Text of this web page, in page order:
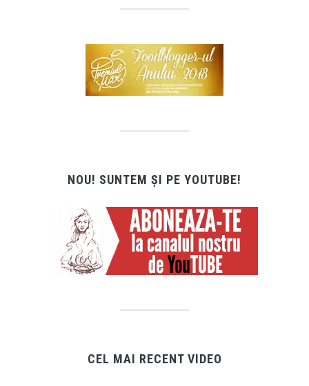
NOU! SUNTEM ȘI PE YOUTUBE!
CEL MAI RECENT VIDEO